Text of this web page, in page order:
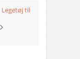
Legetøj til